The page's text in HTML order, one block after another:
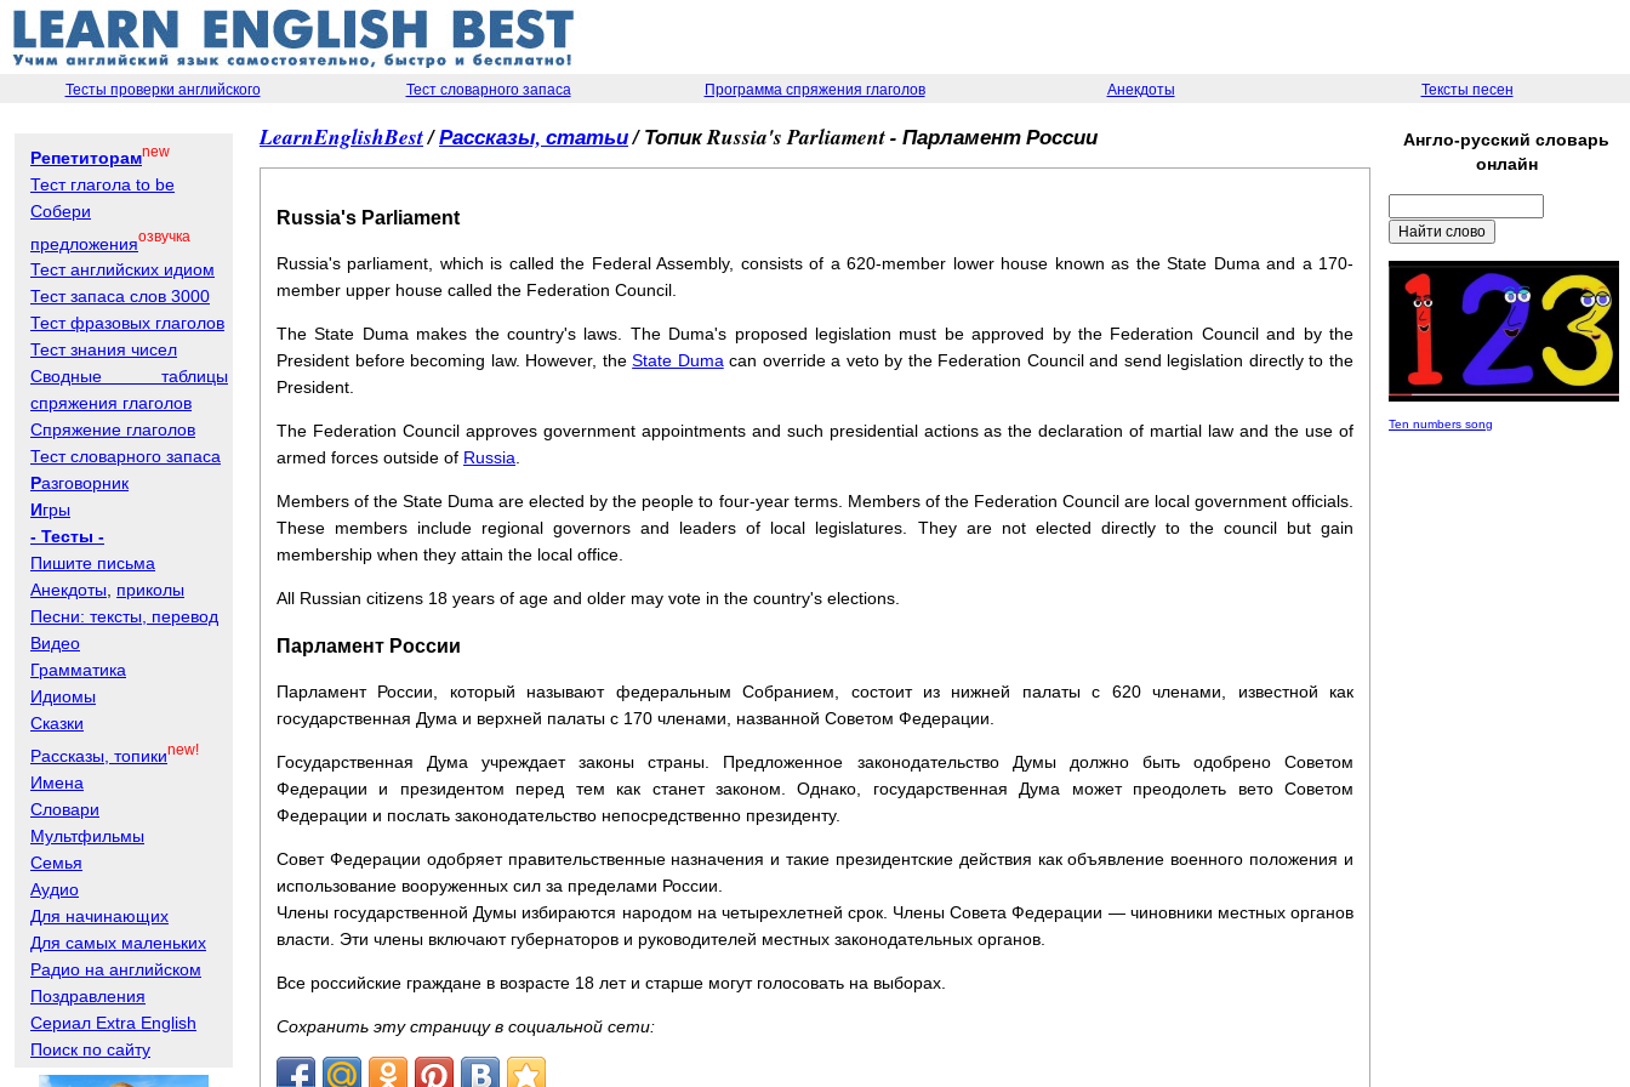
Тесты проверки английского Тест словарного запаса Программа спряжения глаголов Анекдоты Тексты песен
Репетиторамnew
Тест глагола to be
Собери
предложенияозвучка
Тест английских идиом
Тест запаса слов 3000
Тест фразовых глаголов
Тест знания чисел
Сводные таблицы
спряжения глаголов
Спряжение глаголов
Тест словарного запаса
Разговорник
Игры
- Тесты -
Пишите письма
Анекдоты, приколы
Песни: тексты, перевод
Видео
Грамматика
Идиомы
Сказки
Рассказы, топикиnew!
Имена
Словари
Мультфильмы
Семья
Аудио
Для начинающих
Для самых маленьких
Радио на английском
Поздравления
Сериал Extra English
Поиск по сайту
LearnEnglishBest/Рассказы, статьи/ Топик Russia's Parliament - Парламент России
Russia's Parliament
Russia's parliament, which is called the Federal Assembly, consists of a 620-member lower house known as the State Duma and a 170-
member upper house called the Federation Council.
The State Duma makes the country's laws. The Duma's proposed legislation must be approved by the Federation Council and by the
President before becoming law. However, theState Dumacan override a veto by the Federation Council and send legislation directly to the
President.
The Federation Council approves government appointments and such presidential actions as the declaration of martial law and the use of
armed forces outside of Russia.
Members of the State Duma are elected by the people to four-year terms. Members of the Federation Council are local government officials.
These members include regional governors and leaders of local legislatures. They are not elected directly to the council but gain
membership when they attain the local office.
All Russian citizens 18 years of age and older may vote in the country's elections.
Парламент России
Парламент России, который называют федеральным Собранием, состоит из нижней палаты с 620 членами, известной как
государственная Дума и верхней палаты с 170 членами, названной Советом Федерации.
Государственная Дума учреждает законы страны. Предложенное законодательство Думы должно быть одобрено Советом
Федерации и президентом перед тем как станет законом. Однако, государственная Дума может преодолеть вето Советом
Федерации и послать законодательство непосредственно президенту.
Совет Федерации одобряет правительственные назначения и такие президентские действия как объявление военного положения и
использование вооруженных сил за пределами России.
Члены государственной Думы избираются народом на четырехлетней срок. Члены Совета Федерации — чиновники местных органов
власти. Эти члены включают губернаторов и руководителей местных законодательных органов.
Все российские граждане в возрасте 18 лет и старше могут голосовать на выборах.
Сохранить эту страницу в социальной сети:
Англо-русский словарь
онлайн
Ten numbers song